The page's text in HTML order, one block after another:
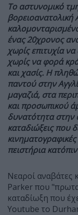
Το αστυνομικό
βορειοανατολική
ένας 20χρονος
χωρίς επιτυχία
χωρίς να φορά
και χασίς. Η
παντού στην
μαγαζιά, στα
και προσωπικού
δυνατότητα στην
καταδιώξεις που
πειστήρια
Νεαροί αναβάτες
Parker που
καταδίωξη που
Youtube το